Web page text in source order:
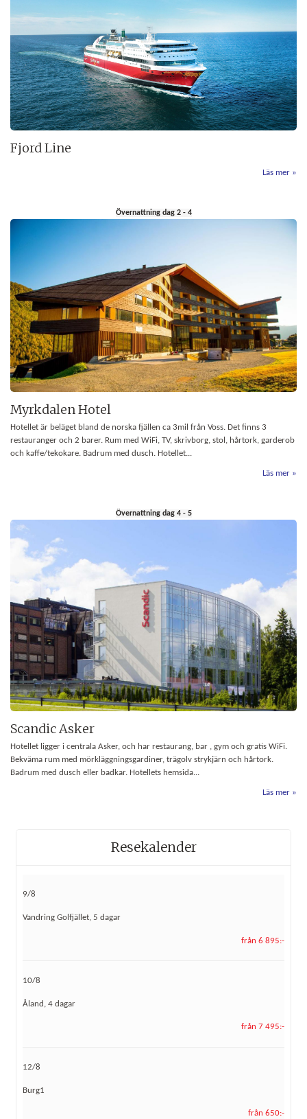
Fjord Line
Läs mer
Övernattning dag 2 - 4
Myrkdalen Hotel
Hotellet är beläget bland de norska fjällen ca 3mil från Voss. Det finns 3
restauranger och 2 barer. Rum med WiFi, TV, skrivborg, stol, hårtork, garderob
och kaffe/tekokare. Badrum med dusch. Hotellet...
Läs mer
Övernattning dag 4 - 5
Scandic Asker
Hotellet ligger i centrala Asker, och har restaurang, bar , gym och gratis WiFi.
Bekväma rum med mörkläggningsgardiner, trägolv strykjärn och hårtork.
Badrum med dusch eller badkar. Hotellets hemsida...
Läs mer
Resekalender
9/8
Vandring Golfjället, 5 dagar
från 6 895:-
10/8
Åland, 4 dagar
från 7 495:-
12/8
Burg1
från 650:-